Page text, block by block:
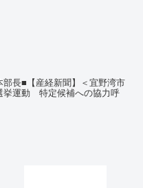
部長■【産経新聞】＜宜野湾市
挙運動 特定候補への協力呼